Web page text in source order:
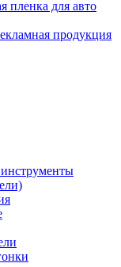
пленка для авто
продукция